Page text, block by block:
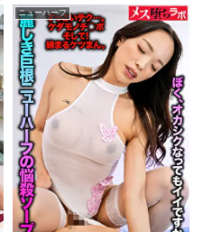
スト5時間29分
ニューハーフ